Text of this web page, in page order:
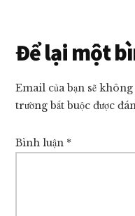
Reader
Interactions
Để lại một
Email của bạn sẽ
trường bắt buộc được
Bình luận *